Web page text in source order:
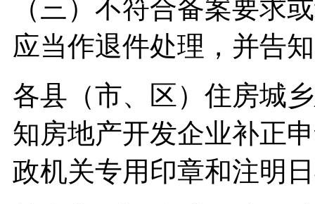
（三）不符合备案要求
应当作退件处理，并告
各县（市、区）住房城
知房地产开发企业补正
政机关专用印章和注明